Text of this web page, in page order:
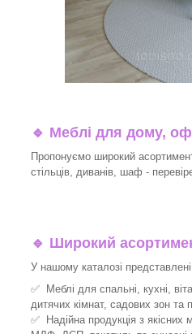
🔹 Меблі для дому,
Пропонуємо широкий
стільців, диванів, шаф -
🔹 Широкий
У нашому каталозі
✅ Меблі для спальні, кухні,
дитячих кімнат, садових зон та
✅ Надійна продукція з якісних